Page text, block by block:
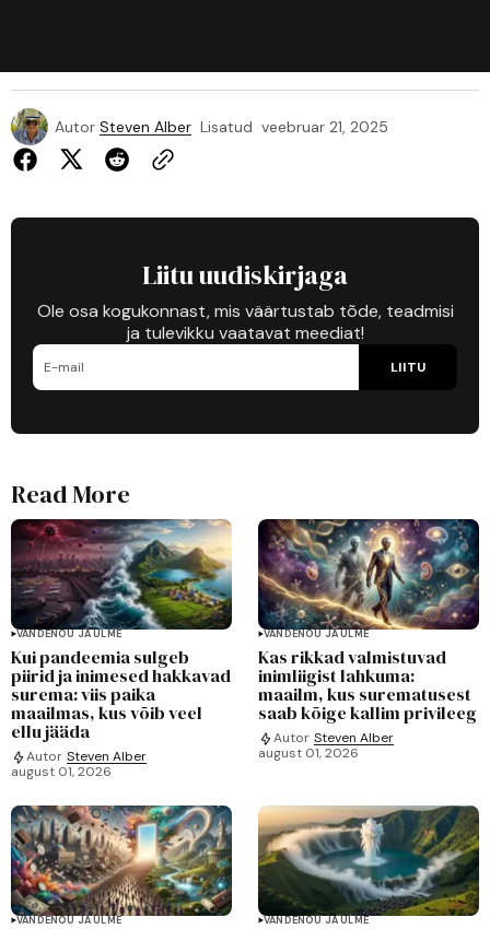
Autor Steven Alber Lisatud veebruar 21, 2025
Liitu uudiskirjaga
Ole osa kogukonnast, mis väärtustab tõde, teadmisi
ja tulevikku vaatavat meediat!
LIITU
Read More
VANDENÕU JA ULME
Kui pandeemia sulgeb
piirid ja inimesed hakkavad
surema: viis paika
maailmas, kus võib veel
ellu jääda
Autor Steven Alber
august 01, 2026
VANDENÕU JA ULME
Kas rikkad valmistuvad
inimliigist lahkuma:
maailm, kus surematusest
saab kõige kallim privileeg
Autor Steven Alber
august 01, 2026
VANDENÕU JA ULME VANDENÕU JA ULME